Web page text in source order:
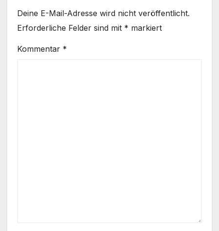
Deine E-Mail-Adresse wird nicht veröffentlicht.
Erforderliche Felder sind mit * markiert
Kommentar *